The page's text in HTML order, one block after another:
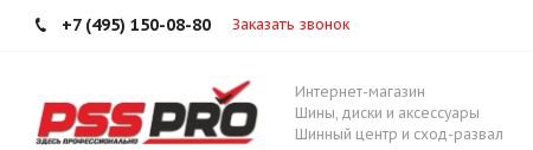
+7 (495) 150-08-80 Заказать звонок
Интернет-магазин
Шины, диски и аксессуары
Шинный центр и сход-развал